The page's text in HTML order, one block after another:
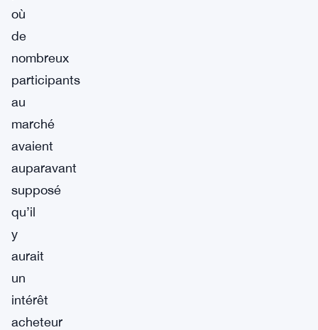
où
de
nombreux
participants
au
marché
avaient
auparavant
supposé
qu’il
y
aurait
un
intérêt
acheteur